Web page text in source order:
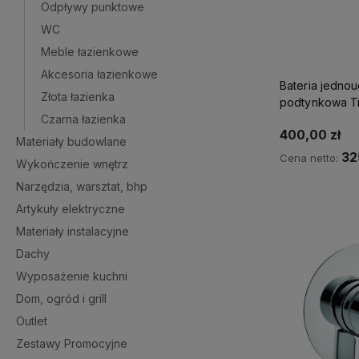
Odpływy punktowe
WC
Meble łazienkowe
Akcesoria łazienkowe
Złota łazienka
Czarna łazienka
Materiały budowlane
Wykończenie wnętrz
Narzędzia, warsztat, bhp
Artykuły elektryczne
Materiały instalacyjne
Dachy
Wyposażenie kuchni
Dom, ogród i grill
Outlet
Zestawy Promocyjne
Bateria
podtynkowa
400,00 zł
Cena netto: